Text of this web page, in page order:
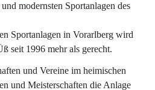
modernsten Sportanlagen des
Sportanlagen in Vorarlberg wird
seit 1996 mehr als gerecht.
und Vereine im heimischen
und Meisterschaften die Anlage